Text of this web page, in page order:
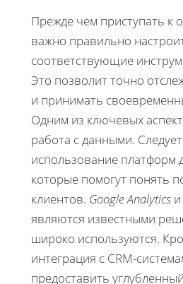
Прежде чем приступать к
важно правильно
соответствующие
Это позволит точно
и принимать
Одним из ключевых
работа с данными.
использование платформ
которые помогут понять
клиентов. Google Analytics и
являются известными
широко используются.
интеграция с CRM-
предоставить